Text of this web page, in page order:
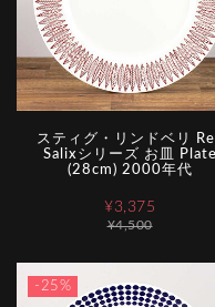
スティグ・リンドベリ
Salixシリーズ お皿 Plate
(28cm) 2000年代
¥4,500
¥3,375
-25%